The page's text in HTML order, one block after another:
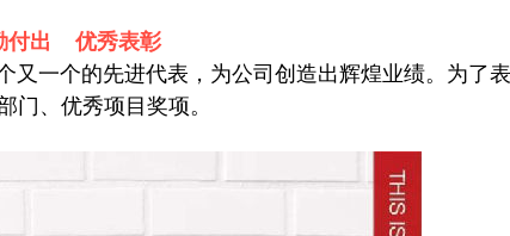
付出 优秀表彰
又一个的先进代表，为公司创造出辉煌业绩。为了
、优秀项目奖项。